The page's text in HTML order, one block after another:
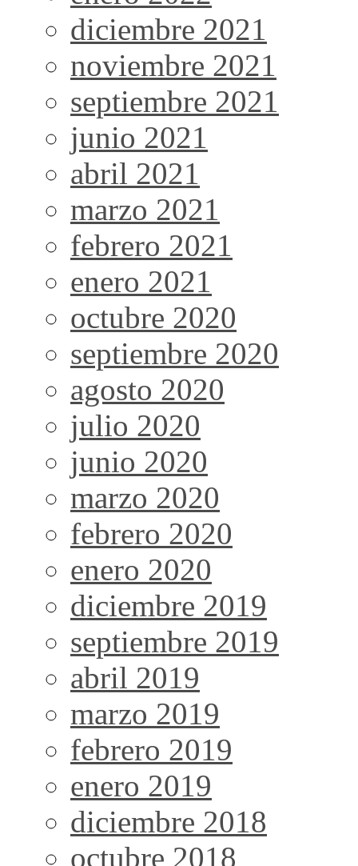
diciembre 2021
noviembre 2021
septiembre 2021
junio 2021
abril 2021
marzo 2021
febrero 2021
enero 2021
octubre 2020
septiembre 2020
agosto 2020
julio 2020
junio 2020
marzo 2020
febrero 2020
enero 2020
diciembre 2019
septiembre 2019
abril 2019
marzo 2019
febrero 2019
enero 2019
diciembre 2018
octubre 2018